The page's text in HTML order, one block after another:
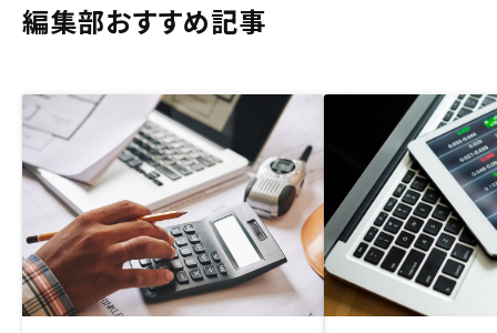
編集部おすすめ記事